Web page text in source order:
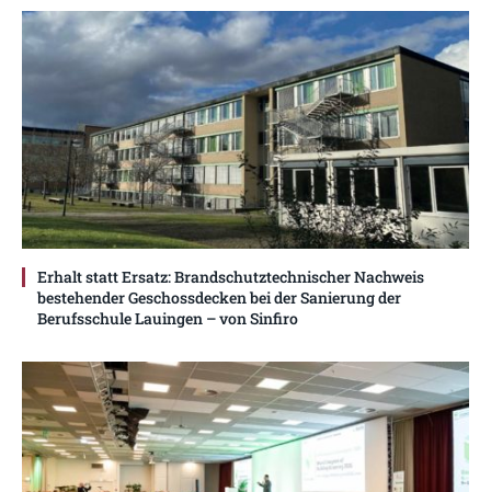
Erhalt statt Ersatz: Brandschutztechnischer Nachweis
bestehender Geschossdecken bei der Sanierung der
Berufsschule Lauingen – von Sinfiro